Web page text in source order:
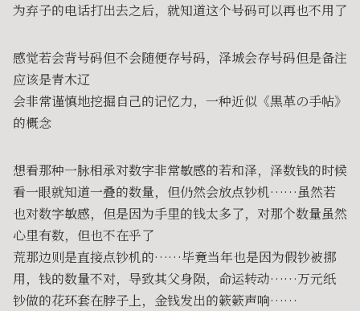
为弃子的电话打出去之后，就知道这个号码可以再也不用了
感觉若会背号码但不会随便存号码，泽城会存号码但是备注
应该是青木辽
会非常谨慎地挖掘自己的记忆力，一种近似《黒革の手帖》
的概念
想看那种一脉相承对数字非常敏感的若和泽，泽数钱的时候
看一眼就知道一叠的数量，但仍然会放点钞机……虽然若
也对数字敏感，但是因为手里的钱太多了，对那个数量虽然
心里有数，但也不在乎了
荒那边则是直接点钞机的……毕竟当年也是因为假钞被挪
用，钱的数量不对，导致其父身陨，命运转动……万元纸
钞做的花环套在脖子上，金钱发出的簌簌声响……